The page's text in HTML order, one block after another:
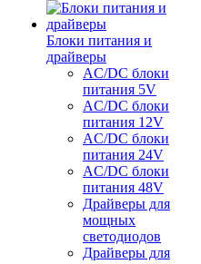
Блоки питания и
драйверы
AC/DC блоки
питания 5V
AC/DC блоки
питания 12V
AC/DC блоки
питания 24V
AC/DC блоки
питания 48V
Драйверы для
мощных
светодиодов
Драйверы для